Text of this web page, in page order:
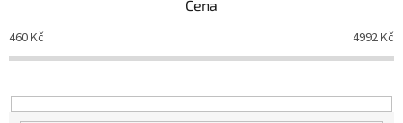
p
u
Cena
460Kč 4992Kč